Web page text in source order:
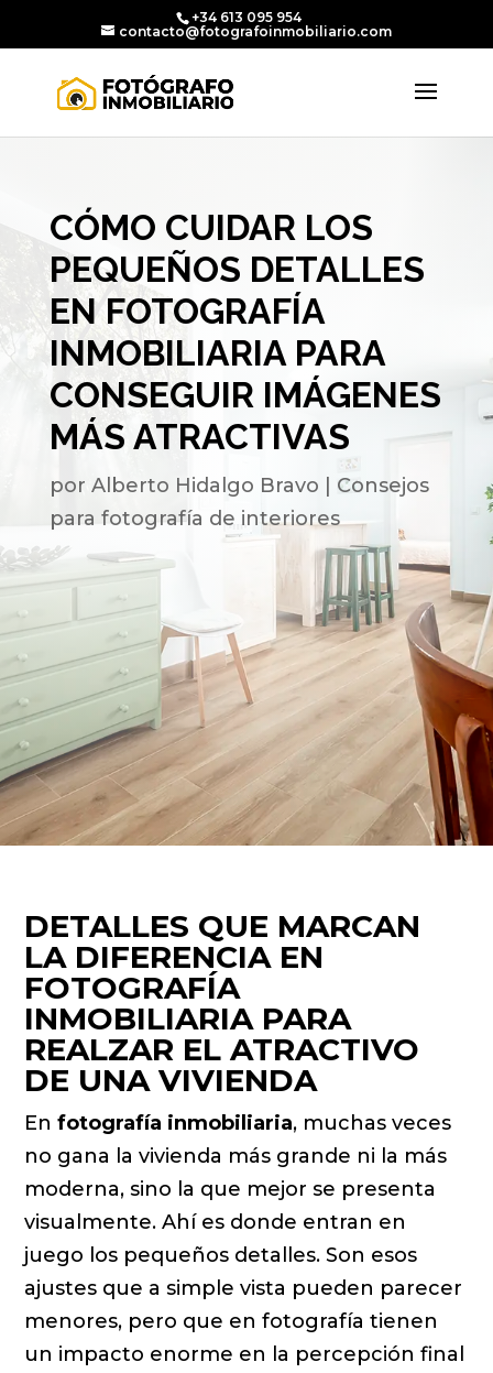
+34 613 095 954
contacto@fotografoinmobiliario.com
CÓMO CUIDAR LOS
PEQUEÑOS DETALLES
EN FOTOGRAFÍA
INMOBILIARIA PARA
CONSEGUIR IMÁGENES
MÁS ATRACTIVAS
por Alberto Hidalgo Bravo
Consejos
para fotografía de interiores
DETALLES QUE MARCAN
LA DIFERENCIA EN
FOTOGRAFÍA
INMOBILIARIA PARA
REALZAR EL ATRACTIVO
DE UNA VIVIENDA
Enfotografía inmobiliaria, muchas veces
no gana la vivienda más grande ni la más
moderna, sino la que mejor se presenta
visualmente. Ahí es donde entran en
juego los pequeños detalles. Son esos
ajustes que a simple vista pueden parecer
menores, pero que en fotografía tienen
un impacto enorme en la percepción final